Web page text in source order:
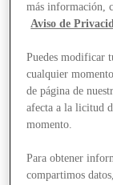
Stores
más información,
Aviso de
Puedes modificar
cualquier
de página de
afecta a la licitud
momento.
Para obtener
compartimos